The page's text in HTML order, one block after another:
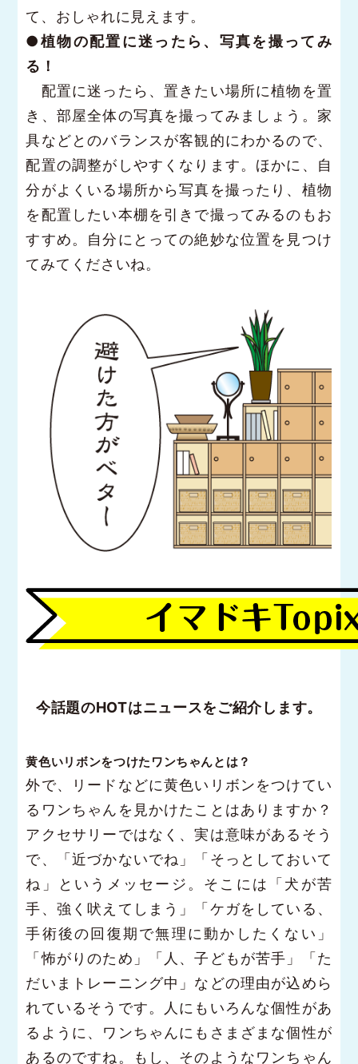
て、おしゃれに見えます。
●植物の配置に迷ったら、写真を撮ってみ
る！
配置に迷ったら、置きたい場所に植物を置
き、部屋全体の写真を撮ってみましょう。家
具などとのバランスが客観的にわかるので、
配置の調整がしやすくなります。ほかに、自
分がよくいる場所から写真を撮ったり、植物
を配置したい本棚を引きで撮ってみるのもお
すすめ。自分にとっての絶妙な位置を見つけ
てみてくださいね。
今話題のHOTはニュースをご紹介します。
黄色いリボンをつけたワンちゃんとは？
外で、リードなどに黄色いリボンをつけてい
るワンちゃんを見かけたことはありますか？
アクセサリーではなく、実は意味があるそう
で、「近づかないでね」「そっとしておいて
ね」というメッセージ。そこには「犬が苦
手、強く吠えてしまう」「ケガをしている、
手術後の回復期で無理に動かしたくない」
「怖がりのため」「人、子どもが苦手」「た
だいまトレーニング中」などの理由が込めら
れているそうです。人にもいろんな個性があ
るように、ワンちゃんにもさまざまな個性が
あるのですね。もし、そのようなワンちゃん